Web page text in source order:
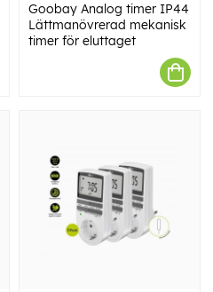
Goobay Analog timer IP44
Lättmanövrerad mekanisk
timer för eluttaget